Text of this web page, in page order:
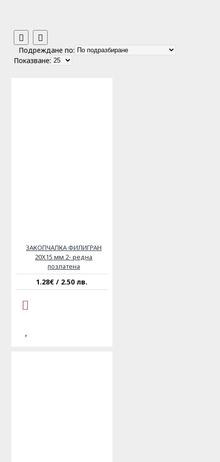
Подреждане по:
Показване:
ЗАКОПЧАЛКА ФИЛИГРАН
20Х15 мм 2- редна
позлатена
1.28€ / 2.50 лв.